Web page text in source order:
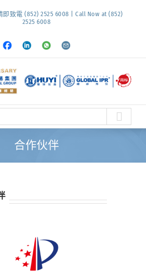
致電 (852) 2525 6008 | Call Now at (852)
2525 6008
Facebook
LinkedInWhatsapp
Email
合作伙伴